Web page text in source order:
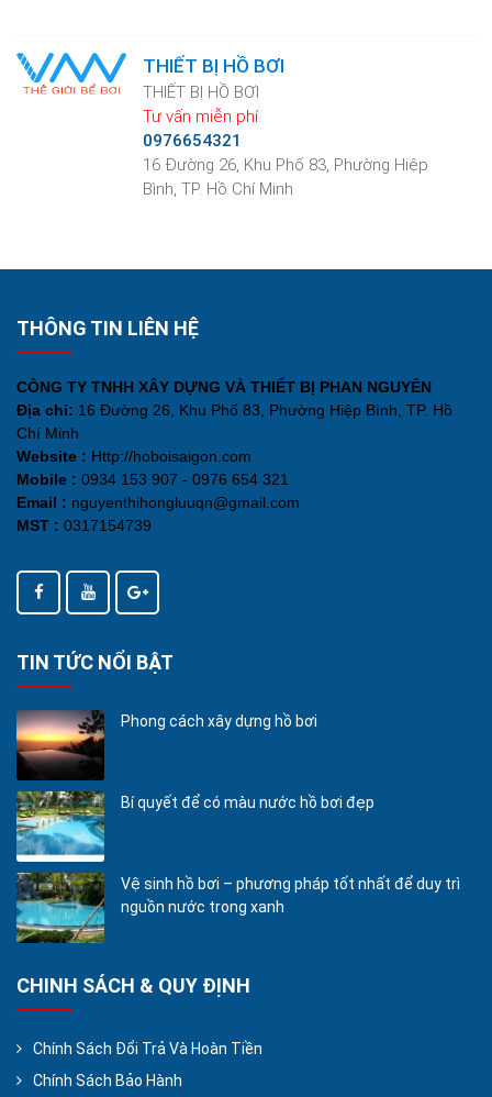
THIẾT BỊ HỒ BƠI
THIẾT BỊ HỒ BƠI
Tư vấn miễn phí
0976654321
16 Đường 26, Khu Phố 83, Phường Hiệp
Bình, TP. Hồ Chí Minh
THÔNG TIN LIÊN HỆ
CÔNG TY TNHH XÂY DỰNG VÀ THIẾT BỊ PHAN NGUYÊN
Địa chỉ: 16 Đường 26, Khu Phố 83, Phường Hiệp Bình, TP. Hồ
Chí Minh
Website : Http://hoboisaigon.com
Mobile : 0934 153 907 - 0976 654 321
Email : nguyenthihongluuqn@gmail.com
MST : 0317154739
TIN TỨC NỔI BẬT
Phong cách xây dựng hồ bơi
Bí quyết để có màu nước hồ bơi đẹp
Vệ sinh hồ bơi – phương pháp tốt nhất để duy trì
nguồn nước trong xanh
CHINH SÁCH & QUY ĐỊNH
Chính Sách Đổi Trả Và Hoàn Tiền
Chính Sách Bảo Hành